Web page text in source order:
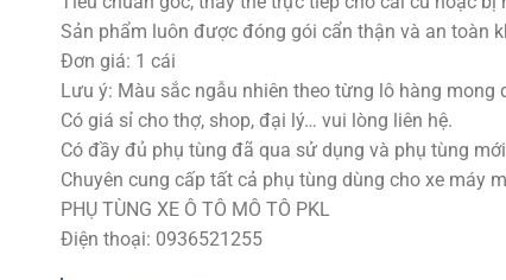
Sản phẩm luôn được đóng gói cẩn thận và an toàn
Đơn giá: 1 cái
Lưu ý: Màu sắc ngẫu nhiên theo từng lô hàng
Có giá sỉ cho thợ, shop, đại lý… vui lòng liên hệ.
Có đầy đủ phụ tùng đã qua sử dụng và phụ tùng
Chuyên cung cấp tất cả phụ tùng dùng cho xe máy
PHỤ TÙNG XE Ô TÔ MÔ TÔ PKL
Điện thoại: 0936521255